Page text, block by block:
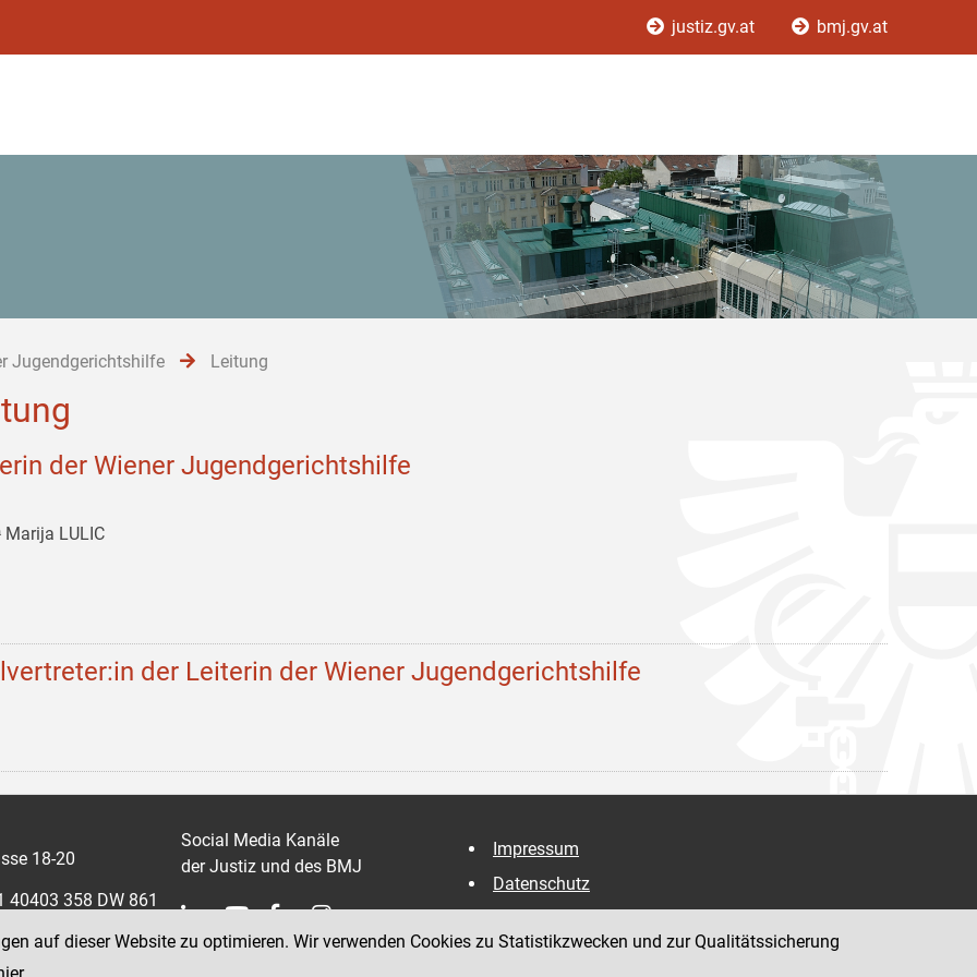
justiz.gv.at bmj.gv.at
Jugendgerichtshilfe Leitung
der Wiener Jugendgerichtshilfe
Marija LULIC
der Leiterin der Wiener Jugendgerichtshilfe
18-20
40403 358 DW 861
358 865
Social Media Kanäle
der Justiz und des BMJ
Impressum
Datenschutz
Hinweisgeber:innenplattform (für Mitarbeiter:innen)
auf dieser Website zu optimieren. Wir verwenden Cookies zu Statistikzwecken und zur Qualitätssicherung